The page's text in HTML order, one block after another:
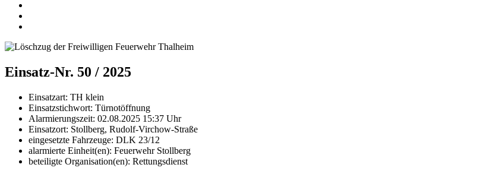
Einsatz-Nr. 50 / 2025
Einsatzart: TH klein
Einsatzstichwort: Türnotöffnung
Alarmierungszeit: 02.08.2025 15:37 Uhr
Einsatzort: Stollberg, Rudolf-Virchow-Straße
eingesetzte Fahrzeuge: DLK 23/12
alarmierte Einheit(en): Feuerwehr Stollberg
beteiligte Organisation(en): Rettungsdienst